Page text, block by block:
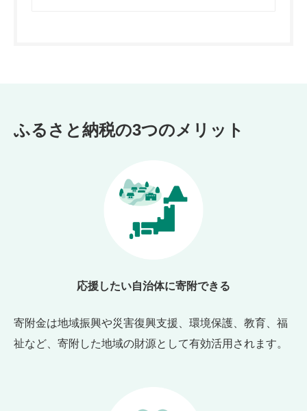
ふるさと納税の3つのメリット
応援したい自治体に寄附できる
寄附金は地域振興や災害復興支援、環境保護、教育、福
祉など、寄附した地域の財源として有効活用されます。